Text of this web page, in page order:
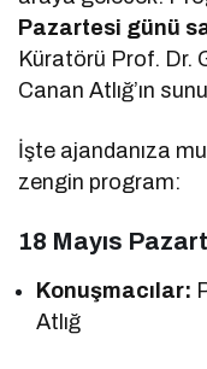
Pazartesi günü
Küratörü Prof. Dr.
Canan Atlığ’ın
İşte ajandanıza
zengin program:
18 Mayıs
Konuşmacılar:
Atlığ